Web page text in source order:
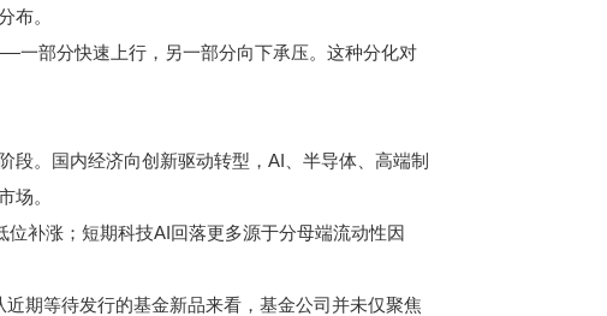
布。
部分快速上行，另一部分向下承压。这种分化对
。国内经济向创新驱动转型，AI、半导体、高端制
场。
补涨；短期科技AI回落更多源于分母端流动性因
期等待发行的基金新品来看，基金公司并未仅聚焦